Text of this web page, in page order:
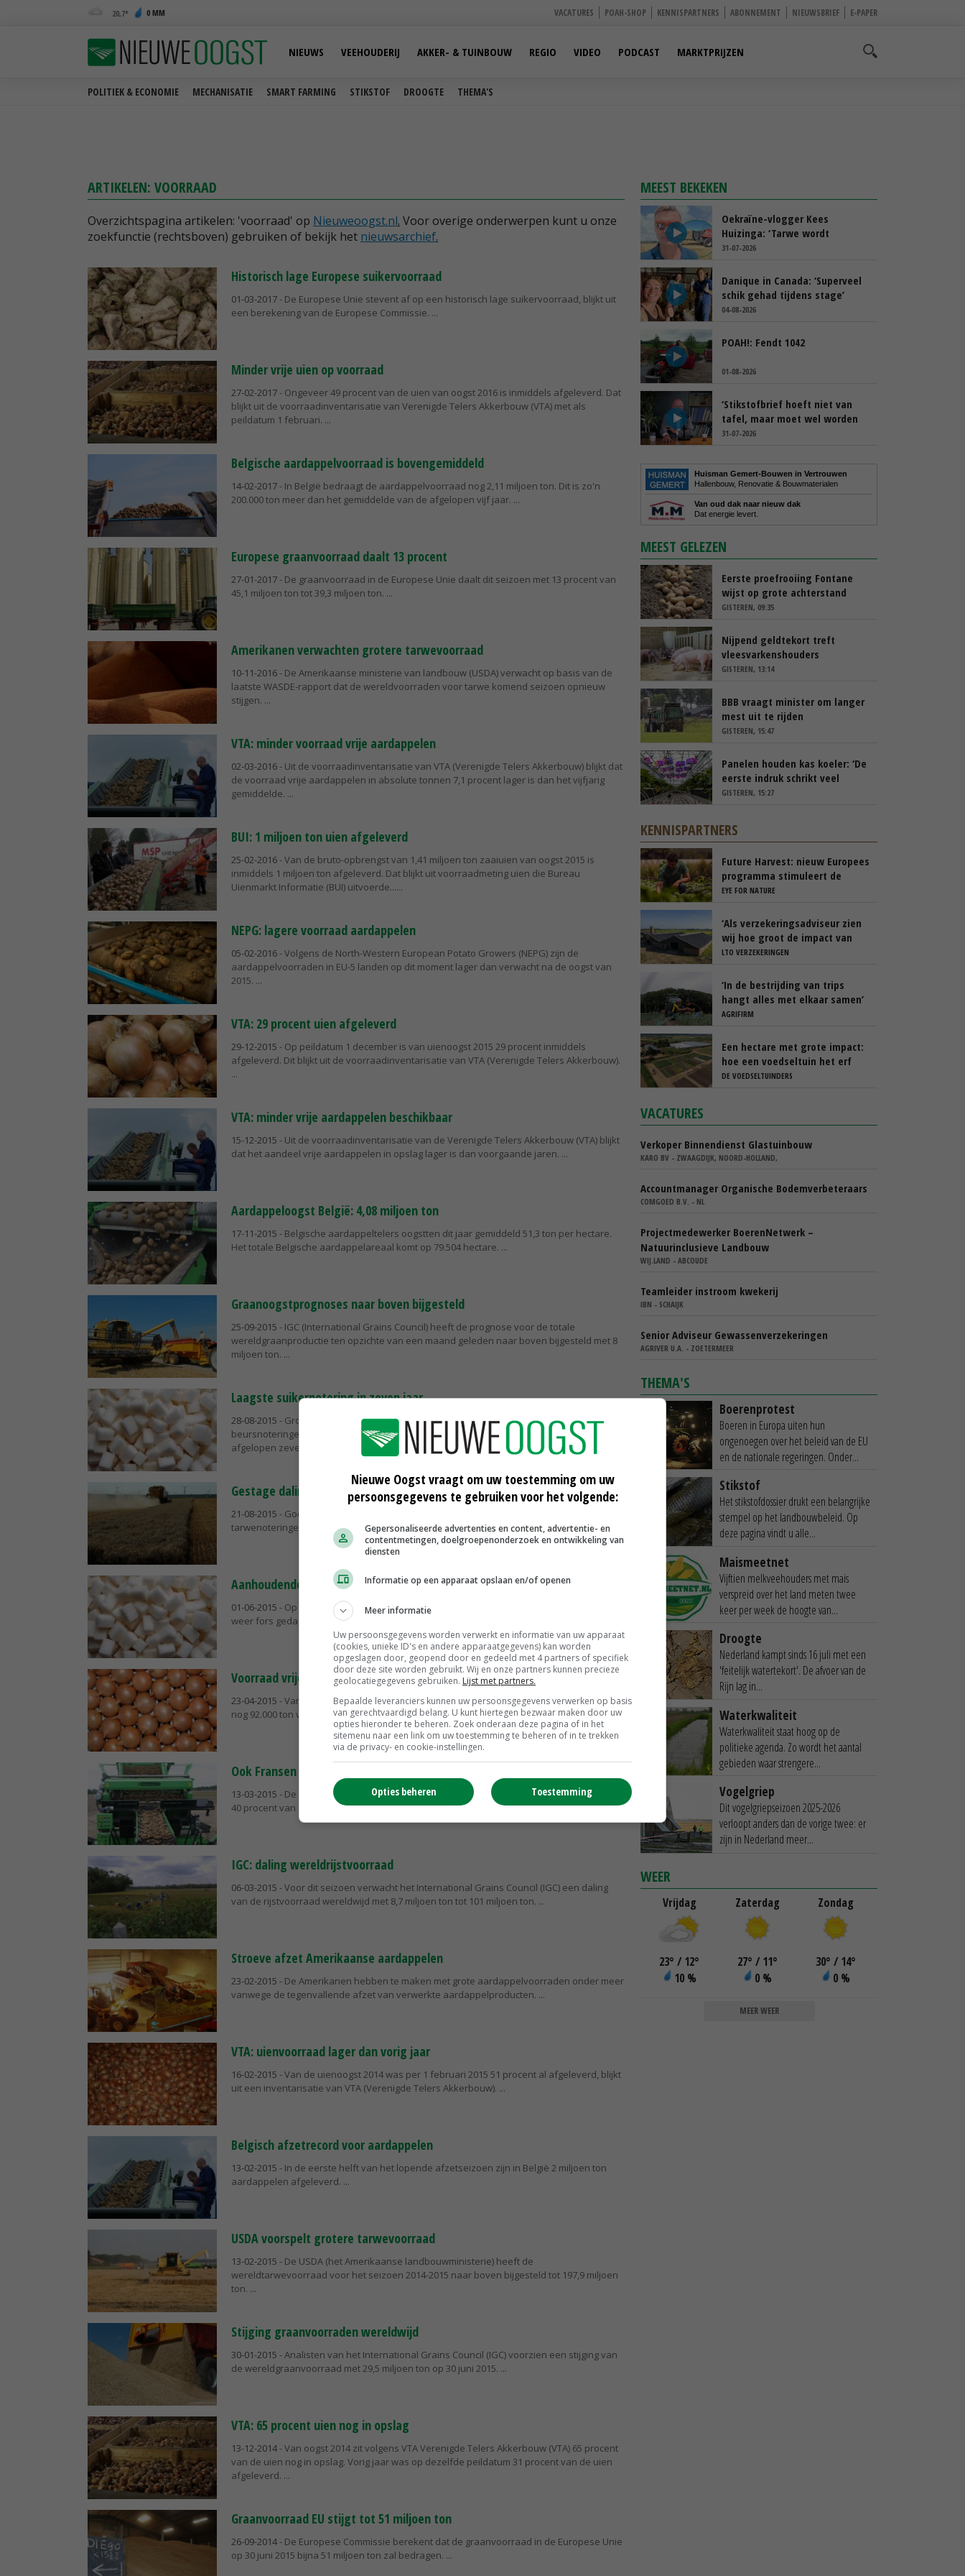
20,7 0 MM VACATURES POAH-SHOP KENNISPARTNERS ABONNEMENT NIEUWSBRIEF E-PAPER
POLITIEK & ECONOMIE MECHANISATIE SMART FARMING STIKSTOF DROOGTE THEMA'S
NIEUWS VEEHOUDERIJ AKKER- & TUINBOUW REGIO VIDEO PODCAST MARKTPRIJZEN
ARTIKELEN: VOORRAAD
Overzichtspagina artikelen: 'voorraad' op Nieuweoogst.nl. Voor overige onderwerpen kunt u onze
zoekfunctie (rechtsboven) gebruiken of bekijk het nieuwsarchief.
Historisch lage Europese suikervoorraad
01-03-2017- De Europese Unie stevent af op een historisch lage suikervoorraad, blijkt uit
een berekening van de Europese Commissie.
Minder vrije uien op voorraad
27-02-2017- Ongeveer 49 procent van de uien van oogst 2016 is inmiddels afgeleverd. Dat
blijkt uit de voorraadinventarisatie van Verenigde Telers Akkerbouw (VTA) met als
peildatum 1 februari.
Belgische aardappelvoorraad is bovengemiddeld
14-02-2017- In België bedraagt de aardappelvoorraad nog 2,11 miljoen ton. Dit is zo'n
200.000 ton meer dan het gemiddelde van de afgelopen vijf jaar.
Europese graanvoorraad daalt 13 procent
27-01-2017- De graanvoorraad in de Europese Unie daalt dit seizoen met 13 procent van
45,1 miljoen ton tot 39,3 miljoen ton.
Amerikanen verwachten grotere tarwevoorraad
10-11-2016- De Amerikaanse ministerie van landbouw (USDA) verwacht op basis van de
laatste WASDE-rapport dat de wereldvoorraden voor tarwe komend seizoen opnieuw
stijgen.
VTA: minder voorraad vrije aardappelen
02-03-2016- Uit de voorraadinventarisatie van VTA (Verenigde Telers Akkerbouw) blijkt dat
de voorraad vrije aardappelen in absolute tonnen 7,1 procent lager is dan het vijfjarig
gemiddelde.
BUI: 1 miljoen ton uien afgeleverd
25-02-2016- Van de bruto-opbrengst van 1,41 miljoen ton zaaiuien van oogst 2015 is
inmiddels 1 miljoen ton afgeleverd. Dat blijkt uit voorraadmeting uien die Bureau
Uienmarkt Informatie (BUI) uitvoerde...
NEPG: lagere voorraad aardappelen
05-02-2016- Volgens de North-Western European Potato Growers (NEPG) zijn de
aardappelvoorraden in EU-5 landen op dit moment lager dan verwacht na de oogst van
2015.
VTA: 29 procent uien afgeleverd
29-12-2015 - Op peildatum 1 december is van uienoogst 2015 29 procent inmiddels
afgeleverd. Dit blijkt uit de voorraadinventarisatie van VTA (Verenigde Telers Akkerbouw).
VTA: minder vrije aardappelen beschikbaar
15-12-2015 - Uit de voorraadinventarisatie van de Verenigde Telers Akkerbouw (VTA) blijkt
dat het aandeel vrije aardappelen in opslag lager is dan voorgaande jaren.
Aardappeloogst België: 4,08 miljoen ton
17-11-2015 - Belgische aardappeltelers oogstten dit jaar gemiddeld 51,3 ton per hectare.
Het totale Belgische aardappelareaal komt op 79.504 hectare.
Graanoogstprognoses naar boven bijgesteld
25-09-2015 - IGC (International Grains Council) heeft de prognose voor de totale
wereldgraanproductie ten opzichte van een maand geleden naar boven bijgesteld met 8
miljoen ton.
Laagste suikernotering in zeven jaar
28-08-2015 - Groot aanbod van Braziliaans suiker op de wereldmarkt zorgt ervoor dat de
beursnoteringen voor suiker afgelopen maand zijn gedaald tot het laagste niveau van de
afgelopen zeven jaar.
Gestage daling tarwenoteringen
21-08-2015 - Goede oogstverwachtingen en grotere voorraden zorgen ervoor dat de
tarwenoteringen op de internationale markten blijvend onder druk staan.
Aanhoudende druk op suikerprijs
01-06-2015 - Op de internationale markten zijn de suikernoteringen afgelopen maand
weer fors gedaald.
Voorraad vrije uien nog 92.000 ton
23-04-2015 - Van de Nederlandse zaaiuien van oogst 2014 was op de peildatum 15 april
nog 92.000 ton vrij beschikbaar. Dit is 7 procent van de totale oogst.
Ook Fransen hebben nog veel aardappelen
13-03-2015 - De Franse aardappelvoorraad bedraagt nog 2,5 miljoen ton, dat is ongeveer
40 procent van de totale hoofdoogst.
IGC: daling wereldrijstvoorraad
06-03-2015 - Voor dit seizoen verwacht het International Grains Council (IGC) een daling
van de rijstvoorraad wereldwijd met 8,7 miljoen ton tot 101 miljoen ton.
Stroeve afzet Amerikaanse aardappelen
23-02-2015 - De Amerikanen hebben te maken met grote aardappelvoorraden onder meer
vanwege de tegenvallende afzet van verwerkte aardappelproducten.
VTA: uienvoorraad lager dan vorig jaar
16-02-2015 - Van de uienoogst 2014 was per 1 februari 2015 51 procent al afgeleverd, blijkt
uit een inventarisatie van VTA (Verenigde Telers Akkerbouw).
Belgisch afzetrecord voor aardappelen
13-02-2015 - In de eerste helft van het lopende afzetseizoen zijn in België 2 miljoen ton
aardappelen afgeleverd.
USDA voorspelt grotere tarwevoorraad
13-02-2015 - De USDA (het Amerikaanse landbouwministerie) heeft de
wereldtarwevoorraad voor het seizoen 2014-2015 naar boven bijgesteld tot 197,9 miljoen
ton.
Stijging graanvoorraden wereldwijd
30-01-2015 - Analisten van het International Grains Council (IGC) voorzien een stijging van
de wereldgraanvoorraad met 29,5 miljoen ton op 30 juni 2015.
VTA: 65 procent uien nog in opslag
13-12-2014- Van oogst 2014 zit volgens VTA Verenigde Telers Akkerbouw (VTA) 65 procent
van de uien nog in opslag. Vorig jaar was op dezelfde peildatum 31 procent van de uien
afgeleverd.
Graanvoorraad EU stijgt tot 51 miljoen ton
26-09-2014- De Europese Commissie berekent dat de graanvoorraad in de Europese Unie
op 30 juni 2015 bijna 51 miljoen ton zal bedragen.
MEEST BEKEKEN
Oekraïne-vlogger Kees
Huizinga: ‘Tarwe wordt
geperst, koeien hebben stro
31-07-2026
Danique in Canada: ‘Superveel
schik gehad tijdens stage’
04-08-2026
POAH!: Fendt 1042
01-08-2026
‘Stikstofbrief hoeft niet van
tafel, maar moet wel worden
aangepast’
31-07-2026
Huisman Gemert-Bouwen in Vertrouwen
Hallenbouw, Renovatie & Bouwmaterialen
Van oud dak naar nieuw dak
Dat energie levert.
MEEST GELEZEN
Eerste proefrooiing Fontane
wijst op grote achterstand
GISTEREN, 09:35
Nijpend geldtekort treft
vleesvarkenshouders
GISTEREN, 13:14
BBB vraagt minister om langer
mest uit te rijden
GISTEREN, 15:47
Panelen houden kas koeler: ‘De
eerste indruk schrikt veel
tuinders af’
GISTEREN, 15:27
KENNISPARTNERS
Future Harvest: nieuw Europees
programma stimuleert de
nieuwe generatie boeren in
EYE FOR NATURE
‘Als verzekeringsadviseur zien
wij hoe groot de impact van
een stalbrand kan zijn’
LTO VERZEKERINGEN
‘In de bestrijding van trips
hangt alles met elkaar samen’
AGRIFIRM
Een hectare met grote impact:
hoe een voedseltuin het erf
van Barton Arnts versterkt
DE VOEDSELTUINDERS
VACATURES
Verkoper Binnendienst Glastuinbouw
KARO BV - ZWAAGDIJK, NOORD-HOLLAND,
Accountmanager Organische Bodemverbeteraars
COMGOED B.V. - NL
Projectmedewerker BoerenNetwerk –
Natuurinclusieve Landbouw
WIJ.LAND - ABCOUDE
Teamleider instroom kwekerij
IBN - SCHAIJK
Senior Adviseur Gewassenverzekeringen
AGRIVER U.A. - ZOETERMEER
THEMA'S
Boerenprotest
Boeren in Europa uiten hun
ongenoegen over het beleid van de EU
en de nationale regeringen. Onder...
Stikstof
Het stikstofdossier drukt een belangrijke
stempel op het landbouwbeleid. Op
deze pagina vindt u alle...
Maismeetnet
Vijftien melkveehouders met mais
verspreid over het land meten twee
keer per week de hoogte van...
Droogte
Nederland kampt sinds 16 juli met een
'feitelijk watertekort'. De afvoer van de
Rijn lag in...
Waterkwaliteit
Waterkwaliteit staat hoog op de
politieke agenda. Zo wordt het aantal
gebieden waar strengere...
Vogelgriep
Dit vogelgriepseizoen 2025-2026
verloopt anders dan de vorige twee: er
zijn in Nederland meer...
WEER
Vrijdag
23° / 12°
10 %
Zaterdag
27° / 11°
0 %
Zondag
30° / 14°
0 %
MEER WEER
Nieuwe Oogst vraagt om uw toestemming om uw
persoonsgegevens te gebruiken voor het volgende:
Gepersonaliseerde advertenties en content, advertentie- en
contentmetingen, doelgroepenonderzoek en ontwikkeling van
diensten
Informatie op een apparaat opslaan en/of openen
Meer informatie
Uw persoonsgegevens worden verwerkt en informatie van uw apparaat
(cookies, unieke ID's en andere apparaatgegevens) kan worden
opgeslagen door, geopend door en gedeeld met 4 partners of specifiek
door deze site worden gebruikt. Wij en onze partners kunnen precieze
geolocatiegegevens gebruiken. Lijst met partners.
Bepaalde leveranciers kunnen uw persoonsgegevens verwerken op basis
van gerechtvaardigd belang. U kunt hiertegen bezwaar maken door uw
opties hieronder te beheren. Zoek onderaan deze pagina of in het
sitemenu naar een link om uw toestemming te beheren of in te trekken
via de privacy- en cookie-instellingen.
Toestemming
Opties beheren